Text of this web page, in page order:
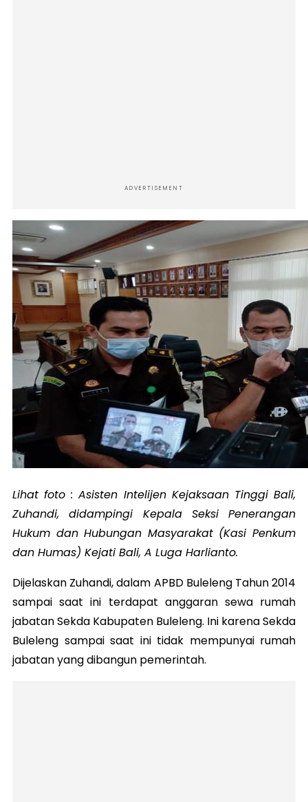
ADVERTISEMENT
Lihat foto :Asisten Intelijen Kejaksaan Tinggi Bali,
Zuhandi, didampingi Kepala Seksi Penerangan
Hukum dan Hubungan Masyarakat (Kasi Penkum
dan Humas) Kejati Bali, A Luga Harlianto.
Dijelaskan Zuhandi, dalam APBD Buleleng Tahun 2014
sampai saat ini terdapat anggaran sewa rumah
jabatan Sekda Kabupaten Buleleng. Ini karena Sekda
Buleleng sampai saat ini tidak mempunyai rumah
jabatan yang dibangun pemerintah.